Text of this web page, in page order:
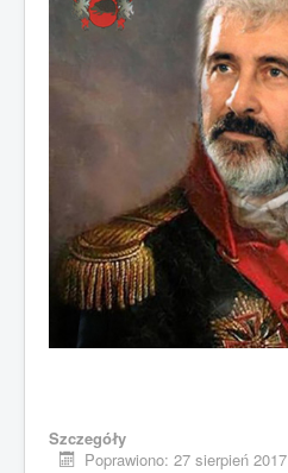
Szczegóły
Poprawiono: 27 sierpień 2017